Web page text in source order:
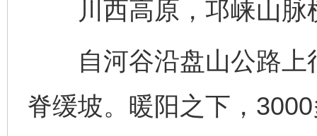
川西高原，邛崃山脉
自河谷沿盘山公路上
脊缓坡。暖阳之下，